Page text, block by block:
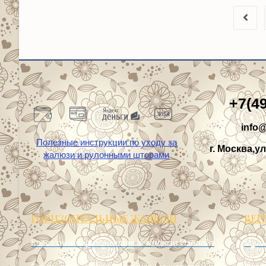
Полезные инструкции по уходу за
жалюзи и рулонными шторами
г.
ГОРИЗОНТАЛЬНЫЕ ЖАЛЮЗИ
Кассетные горизонтальные жалюзи Изолайт